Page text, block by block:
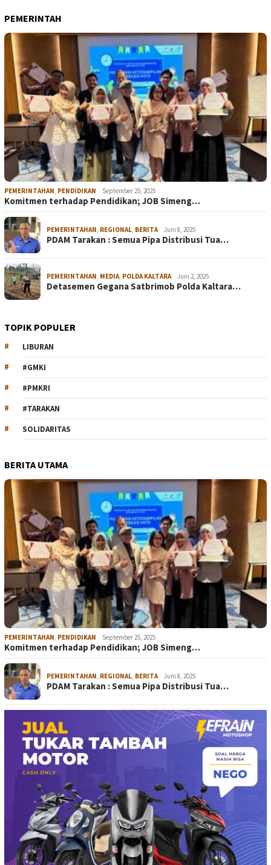
PEMERINTAH
PEMERINTAHAN, PENDIDIKAN September 25, 2025
Komitmen terhadap Pendidikan; JOB Simeng…
PEMERINTAHAN, REGIONAL, BERITA Juni 8, 2025
PDAM Tarakan : Semua Pipa Distribusi Tua…
PEMERINTAHAN, MEDIA, POLDA KALTARA Juni 2, 2025
Detasemen Gegana Satbrimob Polda Kaltara…
TOPIK POPULER
LIBURAN
#GMKI
#PMKRI
#TARAKAN
SOLIDARITAS
BERITA UTAMA
PEMERINTAHAN, PENDIDIKAN September 25, 2025
Komitmen terhadap Pendidikan; JOB Simeng…
PEMERINTAHAN, REGIONAL, BERITA Juni 8, 2025
PDAM Tarakan : Semua Pipa Distribusi Tua…